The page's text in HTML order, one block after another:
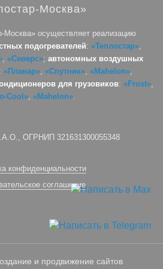
Москва»
Москва» осуществляет реализацию
подогревателей: «Теплостар»,
, «Северс»; автономных воздушных
«Планар», «Спутник», «Mahelon»,
для грузовиков: «Frost»,
Cool», «Mahelon».
ОГРНИП 321631300055348
конфиденциальности
соглашение
и продвижение сайтов